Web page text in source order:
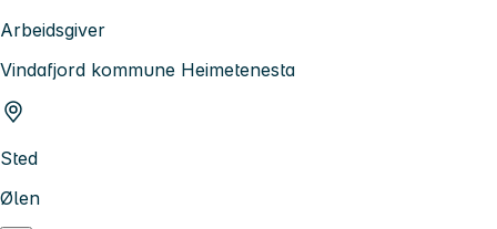
Arbeidsgiver
Vindafjord kommune Heimetenesta
Sted
Ølen